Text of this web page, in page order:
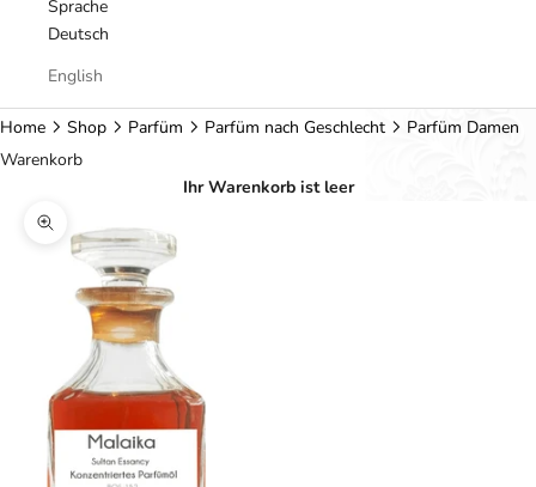
Sprache
Deutsch
English
Home Shop Parfüm Parfüm nach Geschlecht
Parfüm Damen
Warenkorb
Ihr Warenkorb ist leer
Bild vergrößern